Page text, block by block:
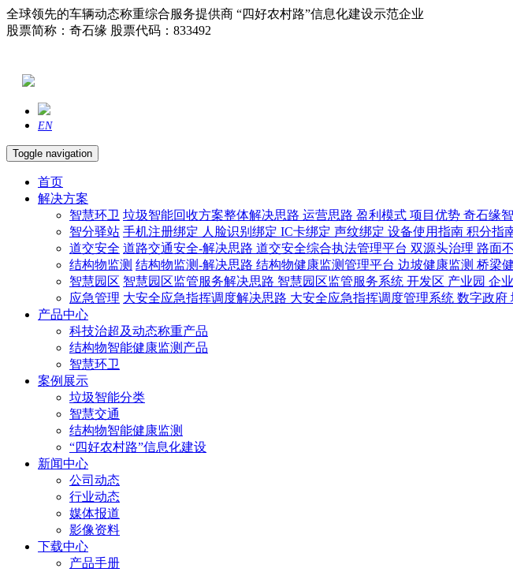
全球领先的车辆动态称重综合服务提供商 “四好农村路”信息化建设示范企业
股票简称：奇石缘 股票代码：833492
EN
Toggle navigation
首页
解决方案
智慧环卫 垃圾智能回收方案整体解决思路 运营思路 盈利模式 项目优势 奇石缘
智分驿站 手机注册绑定 人脸识别绑定 IC卡绑定 声纹绑定 设备使用指南 积分指
道交安全 道路交通安全-解决思路 道交安全综合执法管理平台 双源头治理 路面
结构物监测 结构物监测-解决思路 结构物健康监测管理平台 边坡健康监测 桥梁
智慧园区 智慧园区监管服务解决思路 智慧园区监管服务系统 开发区 产业园 企
应急管理 大安全应急指挥调度解决思路 大安全应急指挥调度管理系统 数字政府
产品中心
科技治超及动态称重产品
结构物智能健康监测产品
智慧环卫
案例展示
垃圾智能分类
智慧交通
结构物智能健康监测
“四好农村路”信息化建设
新闻中心
公司动态
行业动态
媒体报道
影像资料
下载中心
产品手册